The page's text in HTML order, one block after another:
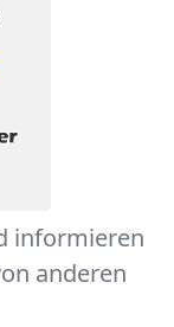
informieren
anderen